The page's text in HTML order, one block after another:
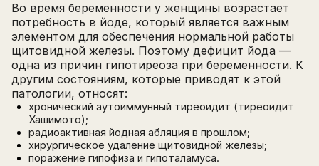
Во время беременности у женщины возрастает
потребность в йоде, который является важным
элементом для обеспечения нормальной работы
щитовидной железы. Поэтому дефицит йода —
одна из причин гипотиреоза при беременности. К
другим состояниям, которые приводят к этой
патологии, относят:
хронический аутоиммунный тиреоидит (тиреоидит
Хашимото);
радиоактивная йодная абляция в прошлом;
хирургическое удаление щитовидной железы;
поражение гипофиза и гипоталамуса.